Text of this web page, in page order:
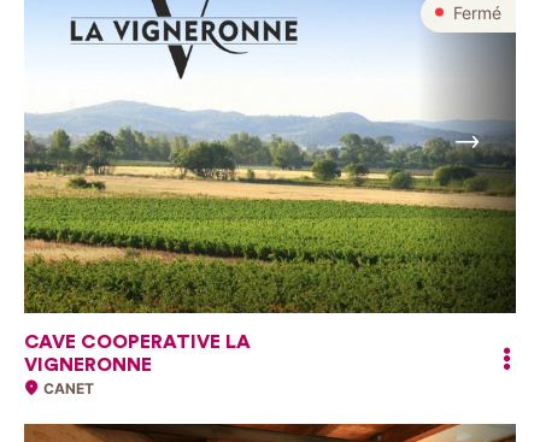
Fermé
Suivant
CAVE COOPERATIVE LA
VIGNERONNE
CANET